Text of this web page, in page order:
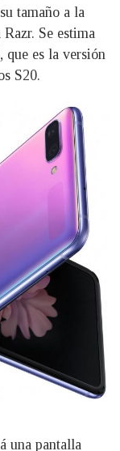
tamaño a la
Se estima
que es la versión
S20.
una pantalla